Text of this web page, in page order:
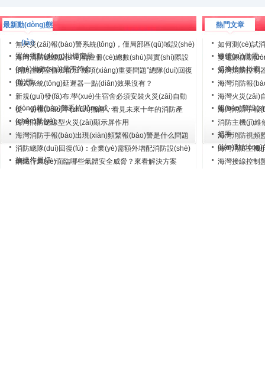
最新動(dòng)態
(tài)
無火災(zāi)報(bào)警系統(tǒng)，僅局部區(qū)域設(shè)
置的電動(dòng)排煙窗是···
海灣消防總線設(shè)備注冊(cè)總數(shù)與實(shí)際設
(shè)備數(shù)量不符合···
消防控制室值班值班“幾項(xiàng)重要問題”總隊(duì)回復
(fù)匯···
濕式系統(tǒng)延遲器一點(diǎn)效果沒有？
新規(guī)發(fā)布:學(xué)生宿舍必須安裝火災(zāi)自動
(dòng)報(bào)警系統(tǒng)或···
從一份標(biāo)準(zhǔn)指南，看見未來十年的消防產
(chǎn)業(yè)
海灣消防總線型火災(zāi)顯示屏作用
海灣消防手報(bào)出現(xiàn)頻繁報(bào)警是什么問題
消防總隊(duì)回復(fù)：企業(yè)需額外增配消防設(shè)
施操作員切···
鋼鐵行業(yè)面臨哪些氣體安全威脅？來看解決方案
熱門文章
如何測(cè)試
連續(xù)供電···
雙電源自動
切換檢修排查
海灣消防控制
···
海灣消防報
海灣火災(zāi)
報(bào)警設
海灣消防手報
消防主機(jī)維修
把手···
海灣消防視頻
(lián)動(dòng)
海灣消防主機
海灣接線控制